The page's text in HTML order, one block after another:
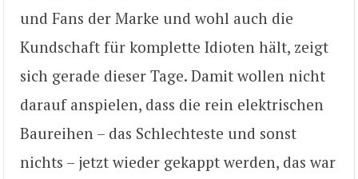
und Fans der Marke und wohl auch die
Kundschaft für komplette Idioten hält, zeigt
sich gerade dieser Tage. Damit wollen nicht
darauf anspielen, dass die rein elektrischen
Baureihen – das Schlechteste und sonst
nichts – jetzt wieder gekappt werden, das war